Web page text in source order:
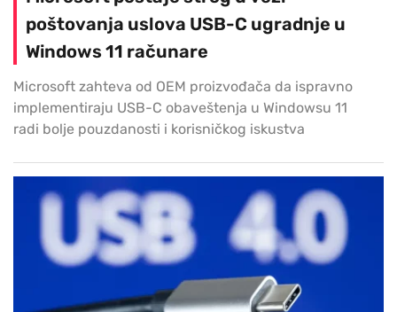
poštovanja uslova USB-C ugradnje u
Windows 11 računare
Microsoft zahteva od OEM proizvođača da ispravno
implementiraju USB-C obaveštenja u Windowsu 11
radi bolje pouzdanosti i korisničkog iskustva